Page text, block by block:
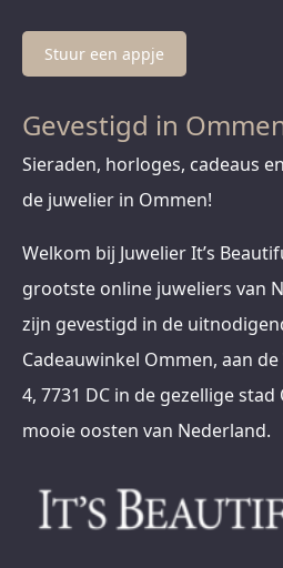
Stuur een appje
Gevestigd in
Sieraden, horloges, cadeaus
de juwelier in Ommen!
Welkom bij Juwelier It’s
grootste online juweliers van
zijn gevestigd in de
Cadeauwinkel Ommen, aan
4, 7731 DC in de gezellige stad
mooie oosten van Nederland.